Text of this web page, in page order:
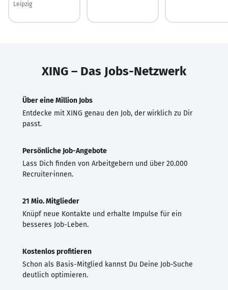
Leipzig
XING – Das Jobs-Netzwerk
Über eine Million Jobs
Entdecke mit XING genau den Job, der wirklich zu Dir
passt.
Persönliche Job-Angebote
Lass Dich finden von Arbeitgebern und über 20.000
Recruiter·innen.
21 Mio. Mitglieder
Knüpf neue Kontakte und erhalte Impulse für ein
besseres Job-Leben.
Kostenlos profitieren
Schon als Basis-Mitglied kannst Du Deine Job-Suche
deutlich optimieren.